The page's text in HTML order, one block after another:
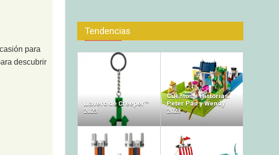
para
descubrir
Tendencias
Llavero de Creeper™
2023
Cuentos e Historias:
Peter Pan y Wendy
2023